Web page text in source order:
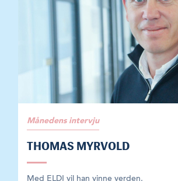
Månedens intervju
THOMAS MYRVOLD
Med ELDI vil han vinne verden.